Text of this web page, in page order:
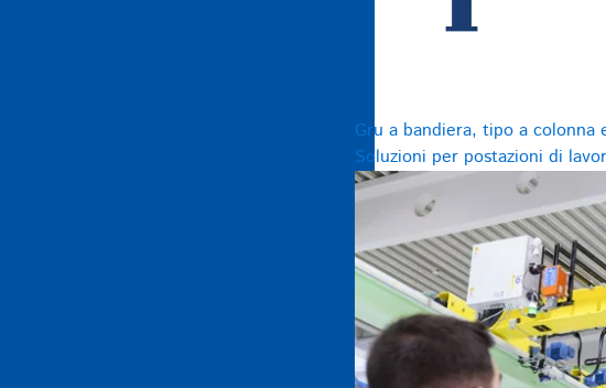
Gru a bandiera, tipo a colonna
Soluzioni per postazioni di